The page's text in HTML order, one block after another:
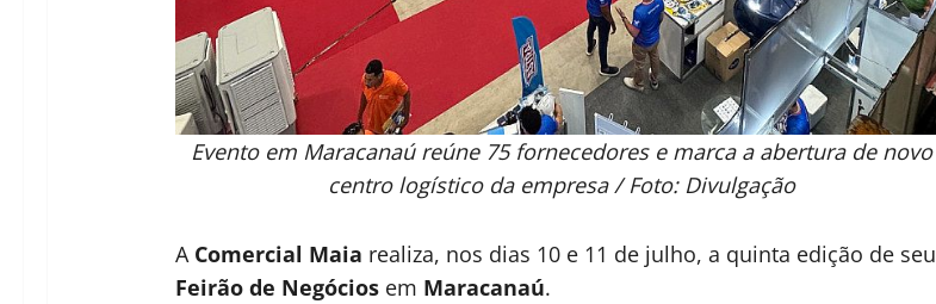
Evento em Maracanaú reúne 75 fornecedores e marca a abertura de novo
centro logístico da empresa / Foto: Divulgação
A Comercial Maia realiza, nos dias 10 e 11 de julho, a quinta edição de seu
Feirão de Negóciosem Maracanaú.